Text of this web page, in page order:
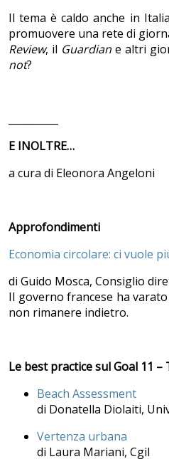
Il tema è caldo anche in
promuovere una rete di
Review, il Guardiane altri
not?
E INOLTRE…
a cura di Eleonora Angeloni
Approfondimenti
Economia circolare: ci vuole
di Guido Mosca, Consiglio
Il governo francese ha
non rimanere indietro.
Le best practice sul Goal 11 –
Beach Assessment
di Donatella Diolaiti,
Vertenza urbana
di Laura Mariani, Cgil